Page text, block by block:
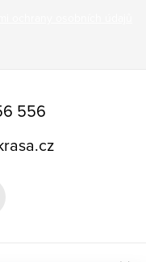
556